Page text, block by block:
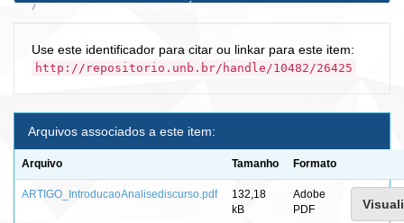
Use este identificador para citar ou linkar para este item:
http://repositorio.unb.br/handle/10482/26425
Arquivos associados a este item:
Arquivo Tamanho Formato
ARTIGO_IntroducaoAnalisediscurso.pdf
132,18
kB
Adobe
PDF